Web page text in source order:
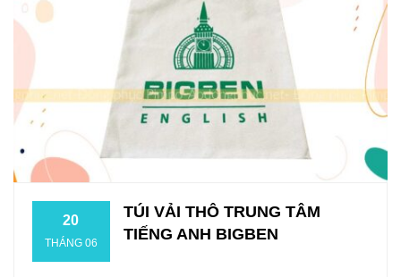
20
THÁNG 06
TÚI VẢI THÔ TRUNG TÂM
TIẾNG ANH BIGBEN